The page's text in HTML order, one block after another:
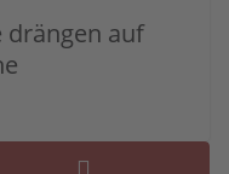
drängen auf